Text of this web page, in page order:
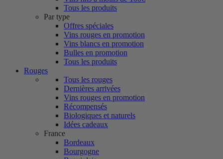
Tous les produits
Par type
Offres spéciales
Vins rouges en promotion
Vins blancs en promotion
Bulles en promotion
Tous les produits
Rouges
Tous les rouges
Dernières arrivées
Vins rouges en promotion
Récompensés
Biologiques et naturels
Idées cadeaux
France
Bordeaux
Bourgogne